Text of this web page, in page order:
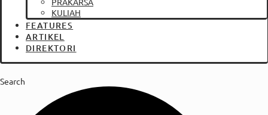
KULIAH
FEATURES
ARTIKEL
DIREKTORI
Search